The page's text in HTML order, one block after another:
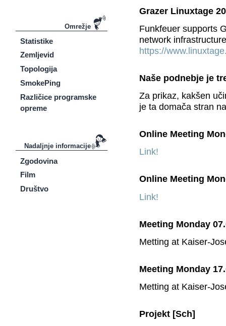
Omrežje
Statistike
Zemljevid
Topologija
SmokePing
Različice programske
opreme
Nadaljnje informacije
Zgodovina
Film
Društvo
Grazer Linuxtage
Funkfeuer supports
network
https://
Naše podnebje je
Za prikaz, kakšen
je ta domača stran
Online Meeting
Link!
Online Meeting
Link!
Meeting Monday
Metting at Kaiser-
Meeting Monday
Metting at Kaiser-
Projekt [Sch]